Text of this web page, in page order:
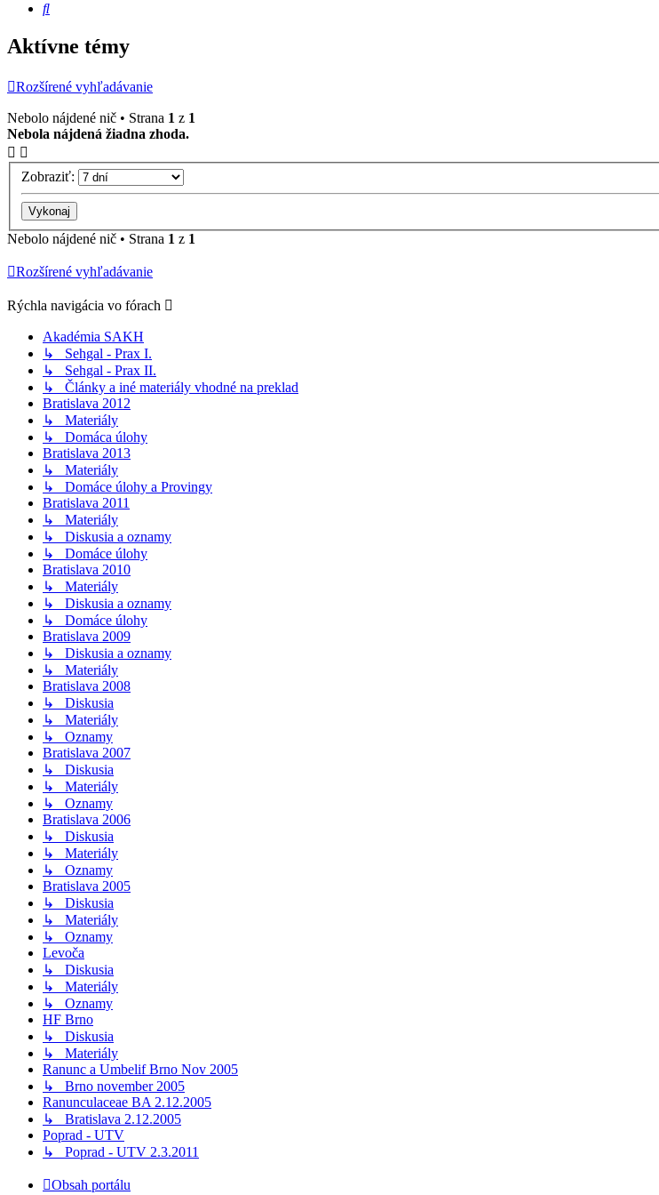
Hľadať
Aktívne témy
Rozšírené vyhľadávanie
Nebolo nájdené nič • Strana 1 z 1
Nebola nájdená žiadna zhoda.
Zobraziť:
Nebolo nájdené nič • Strana 1 z 1
Rozšírené vyhľadávanie
Rýchla navigácia vo fórach
Akadémia SAKH
↳ Sehgal - Prax I.
↳ Sehgal - Prax II.
↳ Články a iné materiály vhodné na preklad
Bratislava 2012
↳ Materiály
↳ Domáca úlohy
Bratislava 2013
↳ Materiály
↳ Domáce úlohy a Provingy
Bratislava 2011
↳ Materiály
↳ Diskusia a oznamy
↳ Domáce úlohy
Bratislava 2010
↳ Materiály
↳ Diskusia a oznamy
↳ Domáce úlohy
Bratislava 2009
↳ Diskusia a oznamy
↳ Materiály
Bratislava 2008
↳ Diskusia
↳ Materiály
↳ Oznamy
Bratislava 2007
↳ Diskusia
↳ Materiály
↳ Oznamy
Bratislava 2006
↳ Diskusia
↳ Materiály
↳ Oznamy
Bratislava 2005
↳ Diskusia
↳ Materiály
↳ Oznamy
Levoča
↳ Diskusia
↳ Materiály
↳ Oznamy
HF Brno
↳ Diskusia
↳ Materiály
Ranunc a Umbelif Brno Nov 2005
↳ Brno november 2005
Ranunculaceae BA 2.12.2005
↳ Bratislava 2.12.2005
Poprad - UTV
↳ Poprad - UTV 2.3.2011
Obsah portálu